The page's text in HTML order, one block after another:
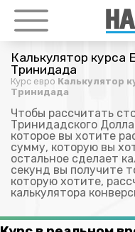
Калькулятор курса
Тринидада
Курс евро Калькулятор
Тринидада
Чтобы рассчитать
Тринидадского
которое вы хотите
сумму, которую вы
остальное сделает
секунд вы получите
которую хотите,
калькулятора